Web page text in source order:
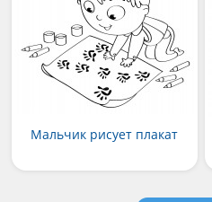
Мальчик рисует плакат